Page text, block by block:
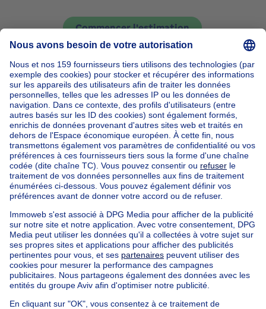
Commencer l'estimation
Nos maisons hors de la Belgique
Maison à vendre France
Maison à vendre Espagne
Maison à vendre Italie
Maison à vendre Luxembourg
Maison à vendre Pays-bas
Nos biens pas chèrsMaison à vendre pas cher
Appartements à louer pas cher
Nos biens à louer avec chambres
Appartement à vendre avec 3 chambres
Maison à vendre avec 3 chambres
Appartement à louer avec 3 chambres
Maison à louer avec 3 chambres
Appartement à louer avec 3 chambres Bruxelles-ville